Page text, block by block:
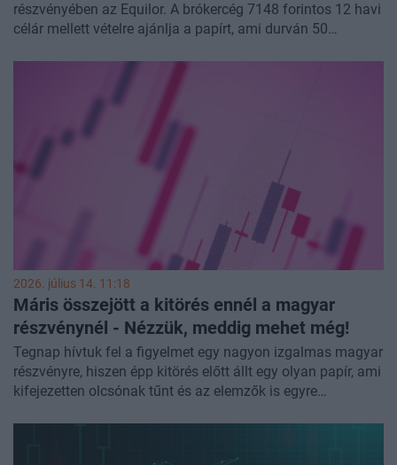
részvényében az Equilor. A brókercég 7148 forintos 12 havi
célár mellett vételre ajánlja a papírt, ami durván 50
termelését és a logisztikai üzletág előtt álló növekedési
2026. július 14. 11:18
Máris összejött a kitörés ennél a magyar
részvénynél - Nézzük, meddig mehet még!
Tegnap hívtuk fel a figyelmet egy nagyon izgalmas magyar
részvényre, hiszen épp kitörés előtt állt egy olyan papír, ami
kifejezetten olcsónak tűnt és az elemzők is egyre